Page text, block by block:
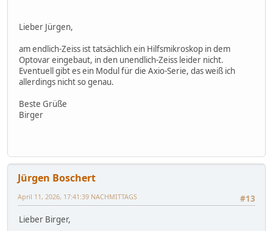
Lieber Jürgen,
am endlich-Zeiss ist tatsächlich ein Hilfsmikroskop in dem
Optovar eingebaut, in den unendlich-Zeiss leider nicht.
Eventuell gibt es ein Modul für die Axio-Serie, das weiß ich
allerdings nicht so genau.
Beste Grüße
Birger
Jürgen Boschert
#13
April 11, 2026, 17:41:39 NACHMITTAGS
Lieber Birger,